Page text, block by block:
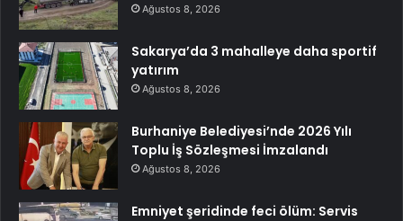
Ağustos 8, 2026
Sakarya’da 3 mahalleye daha sportif
yatırım
Ağustos 8, 2026
Burhaniye Belediyesi’nde 2026 Yılı
Toplu İş Sözleşmesi İmzalandı
Ağustos 8, 2026
Emniyet şeridinde feci ölüm: Servis